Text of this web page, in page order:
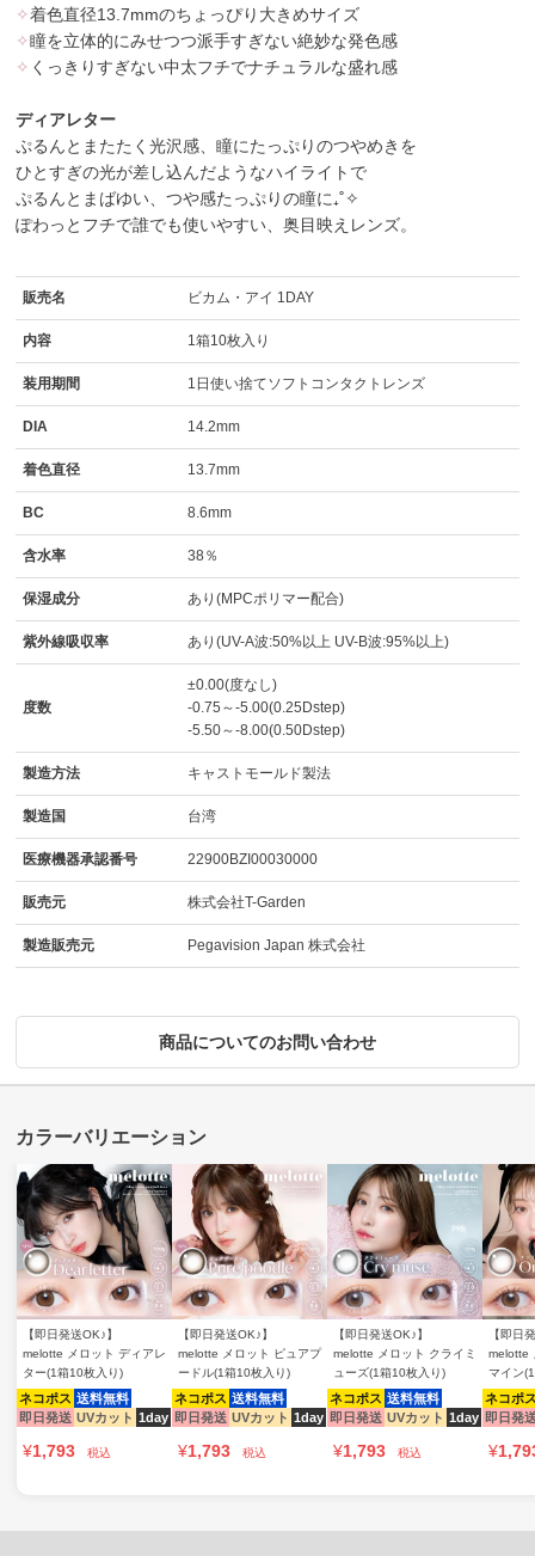
✧着色直径13.7mmのちょっぴり大きめサイズ
✧瞳を立体的にみせつつ派手すぎない絶妙な発色感
✧ くっきりすぎない中太フチでナチュラルな盛れ感
ディアレター
ぷるんとまたたく光沢感、瞳にたっぷりのつやめきを
ひとすぎの光が差し込んだようなハイライトで
ぷるんとまばゆい、つや感たっぷりの瞳に₊˚✧
ぽわっとフチで誰でも使いやすい、奥目映えレンズ。
販売名 ビカム・アイ 1DAY
内容 1箱10枚入り
装用期間 1日使い捨てソフトコンタクトレンズ
DIA 14.2mm
着色直径 13.7mm
BC 8.6mm
含水率 38％
保湿成分 あり(MPCポリマー配合)
紫外線吸収率 あり(UV-A波:50%以上 UV-B波:95%以上)
度数
±0.00(度なし)
-0.75～-5.00(0.25Dstep)
-5.50～-8.00(0.50Dstep)
製造方法 キャストモールド製法
製造国 台湾
医療機器承認番号 22900BZI00030000
販売元 株式会社T-Garden
製造販売元 Pegavision Japan 株式会社
商品についてのお問い合わせ
【即日発送OK♪】
melotte メロット ディアレ
ター(1箱10枚入り)
ネコポス 送料無料
即日発送 UVカット 1day
¥1,793 税込
【即日発送OK♪】
melotte メロット ピュアプ
ードル(1箱10枚入り)
ネコポス 送料無料
即日発送 UVカット 1day
¥1,793 税込
【即日発送OK♪】
melotte メロット クライミ
ューズ(1箱10枚入り)
ネコポス 送料無料
即日発送 UVカット 1day
¥1,793 税込
【即日
melotte
マイン
ネコポ
即日発
¥